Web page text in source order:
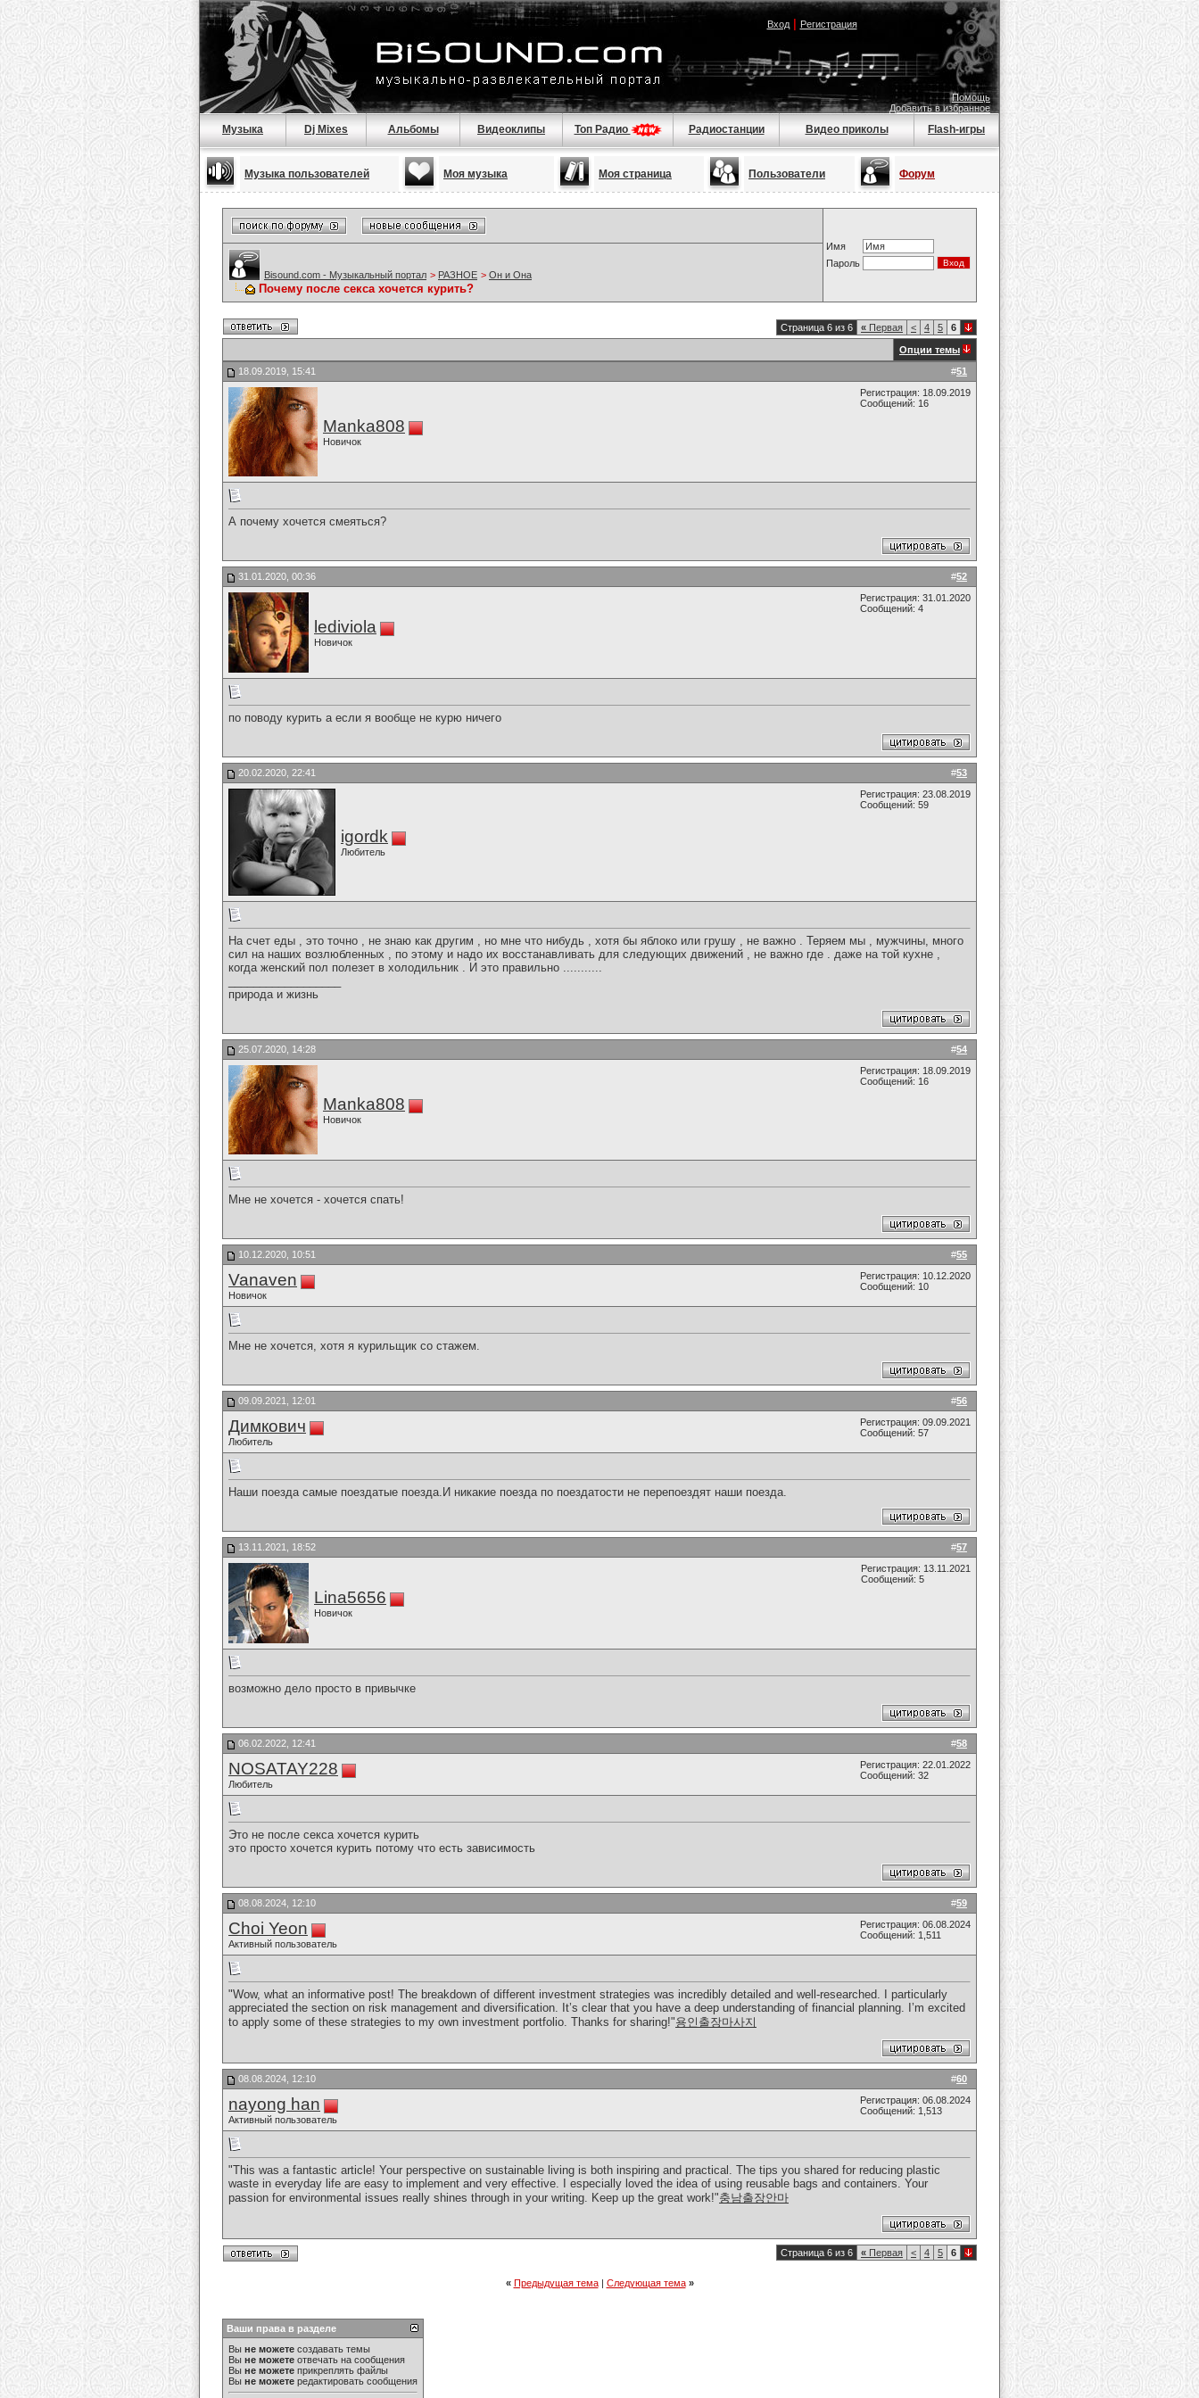
Вход| Регистрация
Помощь
Добавить в избранное
Музыка Dj Mixes Альбомы Видеоклипы Топ Радио Радиостанции Видео приколы Flash-игры
Музыка пользователей Моя музыка Моя страница Пользователи Форум
Имя
Пароль
Bisound.com - Музыкальный портал > РАЗНОЕ > Он и Она
Почему после секса хочется курить?
Страница 6 из 6 « Первая < 4 5 6
Опции темы
#51
18.09.2019, 15:41
Manka808
Новичок
Регистрация: 18.09.2019
Сообщений: 16
А почему хочется смеяться?
#52
31.01.2020, 00:36
lediviola
Новичок
Регистрация: 31.01.2020
Сообщений: 4
по поводу курить а если я вообще не курю ничего
#53
20.02.2020, 22:41
igordk
Любитель
Регистрация: 23.08.2019
Сообщений: 59
На счет еды , это точно , не знаю как другим , но мне что нибудь , хотя бы яблоко или грушу , не важно . Теряем мы , мужчины, много
сил на наших возлюбленных , по этому и надо их восстанавливать для следующих движений , не важно где . даже на той кухне ,
когда женский пол полезет в холодильник . И это правильно ...........
природа и жизнь
#54
25.07.2020, 14:28
Manka808
Новичок
Регистрация: 18.09.2019
Сообщений: 16
Мне не хочется - хочется спать!
#55
10.12.2020, 10:51
Vanaven
Новичок
Регистрация: 10.12.2020
Сообщений: 10
Мне не хочется, хотя я курильщик со стажем.
#56
09.09.2021, 12:01
Димкович
Любитель
Регистрация: 09.09.2021
Сообщений: 57
Наши поезда самые поездатые поезда.И никакие поезда по поездатости не перепоездят наши поезда.
#57
13.11.2021, 18:52
Lina5656
Новичок
Регистрация: 13.11.2021
Сообщений: 5
возможно дело просто в привычке
#58
06.02.2022, 12:41
NOSATAY228
Любитель
Регистрация: 22.01.2022
Сообщений: 32
Это не после секса хочется курить
это просто хочется курить потому что есть зависимость
#59
08.08.2024, 12:10
Choi Yeon
Активный пользователь
Регистрация: 06.08.2024
Сообщений: 1,511
"Wow, what an informative post! The breakdown of different investment strategies was incredibly detailed and well-researched. I particularly
appreciated the section on risk management and diversification. It’s clear that you have a deep understanding of financial planning. I’m excited
to apply some of these strategies to my own investment portfolio. Thanks for sharing!"용인출장마사지
#60
08.08.2024, 12:10
nayong han
Активный пользователь
Регистрация: 06.08.2024
Сообщений: 1,513
"This was a fantastic article! Your perspective on sustainable living is both inspiring and practical. The tips you shared for reducing plastic
waste in everyday life are easy to implement and very effective. I especially loved the idea of using reusable bags and containers. Your
passion for environmental issues really shines through in your writing. Keep up the great work!"충남출장안마
Страница 6 из 6 « Первая < 4 5 6
« Предыдущая тема| Следующая тема »
Ваши права в разделе
Вы не можете создавать темы
Вы не можете отвечать на сообщения
Вы не можете прикреплять файлы
Вы не можете редактировать сообщения